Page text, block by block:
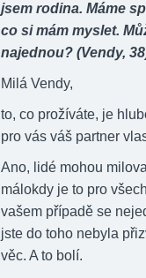
jsem rodina. Máme
co si mám myslet.
najednou? (Vendy,
Milá Vendy,
to, co prožíváte, je
pro vás váš partner
Ano, lidé mohou
málokdy je to pro
vašem případě se
jste do toho nebyla
věc. A to bolí.